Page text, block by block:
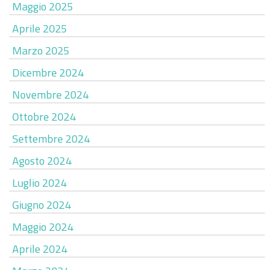
Maggio 2025
Aprile 2025
Marzo 2025
Dicembre 2024
Novembre 2024
Ottobre 2024
Settembre 2024
Agosto 2024
Luglio 2024
Giugno 2024
Maggio 2024
Aprile 2024